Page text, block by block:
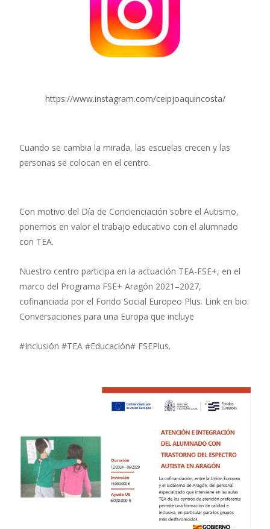
https://www.instagram.com/ceipjoaquincosta/
Cuando se cambia la mirada, las escuelas crecen y las
personas se colocan en el centro.
Con motivo del Día de Concienciación sobre el Autismo,
ponemos en valor el trabajo educativo con el alumnado
con TEA.
Nuestro centro participa en la actuación TEA-FSE+, en el
marco del Programa FSE+ Aragón 2021–2027,
cofinanciada por el Fondo Social Europeo Plus. Link en bio:
Conversaciones para una Europa que incluye
#Inclusión #TEA #Educación# FSEPlus.